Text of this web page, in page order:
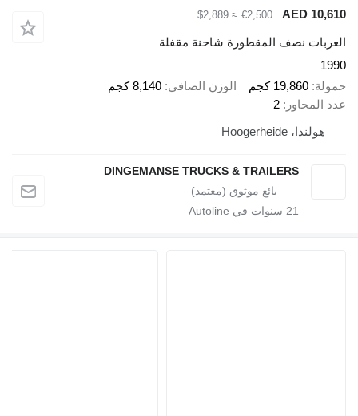
AED
€2,500
≈ $2,889
نصف المقطورة شاحنة مقفلة
19,860 كجم الوزن الصافي 8,140 كجم
المحاور 2
هولندا، Hoogerheide
DINGEMANSE TRUCKS & TRAILERS
سنوات في Autoline